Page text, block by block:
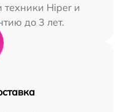
техники Hiper и
до 3 лет.